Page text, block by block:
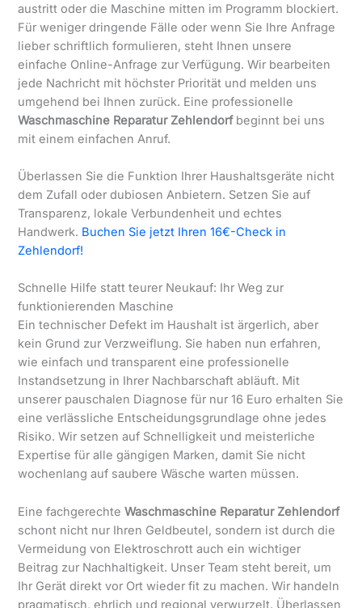
austritt oder die Maschine mitten im Programm blockiert.
Für weniger dringende Fälle oder wenn Sie Ihre Anfrage
lieber schriftlich formulieren, steht Ihnen unsere
einfache Online-Anfrage zur Verfügung. Wir bearbeiten
jede Nachricht mit höchster Priorität und melden uns
umgehend bei Ihnen zurück. Eine professionelle
Waschmaschine Reparatur Zehlendorfbeginnt bei uns
mit einem einfachen Anruf.
Überlassen Sie die Funktion Ihrer Haushaltsgeräte nicht
dem Zufall oder dubiosen Anbietern. Setzen Sie auf
Transparenz, lokale Verbundenheit und echtes
Handwerk. Buchen Sie jetzt Ihren 16€-Check in
Zehlendorf!
Schnelle Hilfe statt teurer Neukauf: Ihr Weg zur
funktionierenden Maschine
Ein technischer Defekt im Haushalt ist ärgerlich, aber
kein Grund zur Verzweiflung. Sie haben nun erfahren,
wie einfach und transparent eine professionelle
Instandsetzung in Ihrer Nachbarschaft abläuft. Mit
unserer pauschalen Diagnose für nur 16 Euro erhalten Sie
eine verlässliche Entscheidungsgrundlage ohne jedes
Risiko. Wir setzen auf Schnelligkeit und meisterliche
Expertise für alle gängigen Marken, damit Sie nicht
wochenlang auf saubere Wäsche warten müssen.
Eine fachgerechteWaschmaschine Reparatur Zehlendorf
schont nicht nur Ihren Geldbeutel, sondern ist durch die
Vermeidung von Elektroschrott auch ein wichtiger
Beitrag zur Nachhaltigkeit. Unser Team steht bereit, um
Ihr Gerät direkt vor Ort wieder fit zu machen. Wir handeln
pragmatisch, ehrlich und regional verwurzelt. Überlassen